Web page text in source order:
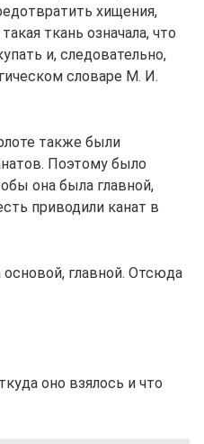
хищения,
ткань означала, что
и, следовательно,
словаре М. И.
также были
Поэтому было
она была главной,
приводили канат в
главной. Отсюда
оно взялось и что